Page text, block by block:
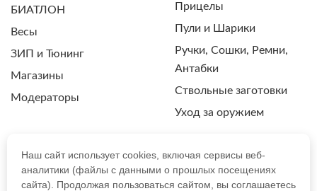
БИАТЛОН
Весы
ЗИП и Тюнинг
Магазины
Модераторы
Прицелы
Пули и Шарики
Ручки, Сошки, Ремни,
Антабки
Ствольные заготовки
Уход за оружием
ПОЛИТИКА КОНФИДЕНЦИАЛЬНОСТИ
Наш сайт использует cookies, включая сервисы веб-
аналитики (файлы с данными о прошлых посещениях
сайта). Продолжая пользоваться сайтом, вы соглашаетесь